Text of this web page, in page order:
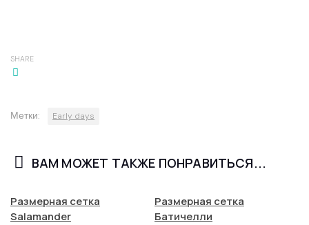
SHARE
Метки: Early days
ВАМ МОЖЕТ ТАКЖЕ ПОНРАВИТЬСЯ...
Размерная сетка
Salamander
Размерная сетка
Батичелли